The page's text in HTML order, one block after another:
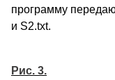
программу
и S2.txt.
Рис. 3.